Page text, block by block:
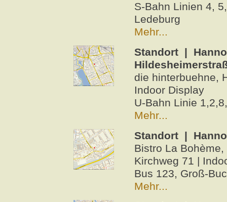
S-Bahn Linien 4,
Ledeburg
Mehr...
Standort |
die hinterbuehne,
Indoor Display
U-Bahn Linie
Mehr...
Standort |
Bistro La
Kirchweg 71 |
Bus 123, Groß-
Mehr...